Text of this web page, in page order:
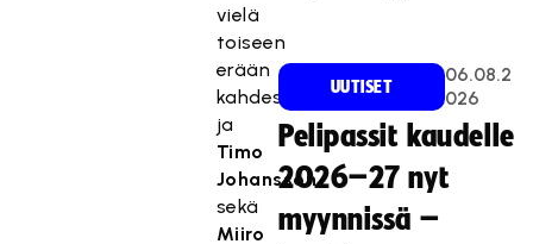
vielä
toiseen
erään
kahdesti
ja
Timo
Johansson
sekä
Miiro
UUTISET
06.08.2
026
Pelipassit kaudelle
2026–27 nyt
myynnissä –